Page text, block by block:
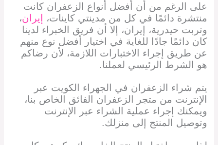
على الرغم من أن أفضل أنواع الزعفران كانت
منتشرة دائمًا في كل من مدينتي كاينات، إيران،
وتربت حيدرية، إيران، إلا أن فريق الخبراء لدينا
كان دائمًا جادًا للغاية في اختيار أفضل نوع منهم
عن طريق إجراء الاختبارات اللازمة، لأن رضاكم
هو الشرط الرئيسي لعملنا.
يتم شراء الزعفران في الجهراء الكويت عبر
الإنترنت من متجر الزعفران الفائق الخاص بنا،
ويمكنك إجراء عملية الشراء عبر الإنترنت
وتوصيل المنتج إلى منزلك.